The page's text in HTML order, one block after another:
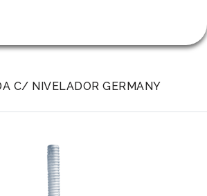
C/ NIVELADOR GERMANY